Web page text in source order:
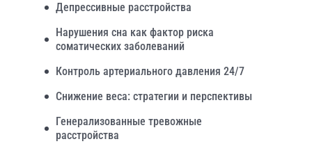
Депрессивные расстройства
Нарушения сна как фактор риска
соматических заболеваний
Контроль артериального давления 24/7
Снижение веса: стратегии и перспективы
Генерализованные тревожные
расстройства